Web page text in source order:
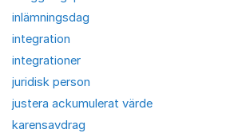
inlämningsdag
integration
integrationer
juridisk person
justera ackumulerat värde
karensavdrag